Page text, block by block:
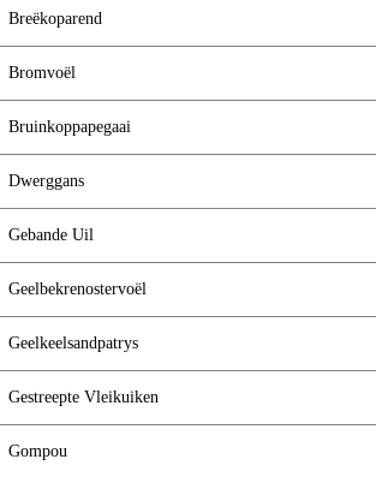
Breëkoparend
Bromvoël
Bruinkoppapegaai
Dwerggans
Gebande Uil
Geelbekrenostervoël
Geelkeelsandpatrys
Gestreepte Vleikuiken
Gompou